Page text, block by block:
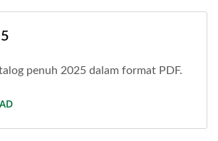
penuh 2025 dalam format PDF.